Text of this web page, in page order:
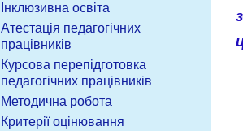
Інклюзивна освіта
Атестація педагогічних
працівників
Курсова перепідготовка
педагогічних працівників
Методична робота
Критерії оцінювання